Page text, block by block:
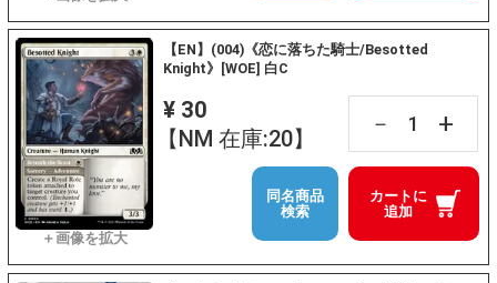
【EN】(004)《恋に落ちた騎士/Besotted
Knight》[WOE] 白C
¥ 30
【NM 在庫:20】
－ +
カートに
追加
同名商品
検索